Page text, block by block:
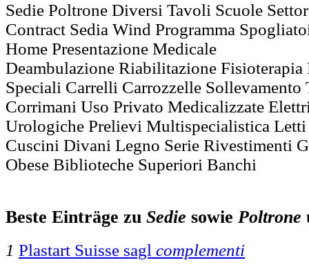
Sedie Poltrone Diversi Tavoli Scuole
Contract Sedia Wind Programma
Home Presentazione Medicale
Deambulazione Riabilitazione
Speciali Carrelli Carrozzelle
Corrimani Uso Privato Medicalizzate
Urologiche Prelievi Multispecialistica
Cuscini Divani Legno Serie Rivestimenti
Obese Biblioteche Superiori Banchi
Beste Einträge zu Sedie sowie Poltrone
1 Plastart Suisse sagl complementi